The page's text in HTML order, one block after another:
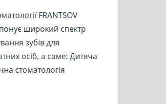
FRANTSOV
широкий спектр
зубів для
осіб, а саме: Дитяча
стоматологія